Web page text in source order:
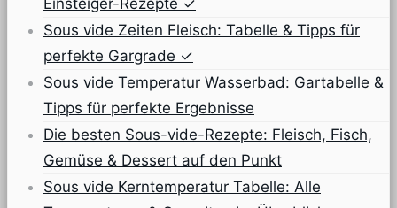
Einsteiger-Rezepte ✓
Sous vide Zeiten Fleisch: Tabelle & Tipps für
perfekte Gargrade ✓
Sous vide Temperatur Wasserbad: Gartabelle &
Tipps für perfekte Ergebnisse
Die besten Sous-vide-Rezepte: Fleisch, Fisch,
Gemüse & Dessert auf den Punkt
Sous vide Kerntemperatur Tabelle: Alle